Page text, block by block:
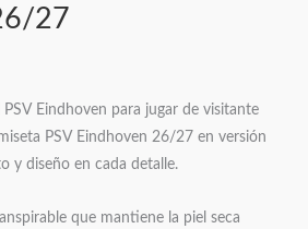
27
Eindhoven para jugar de visitante
PSV Eindhoven 26/27 en versión
y diseño en cada detalle.
que mantiene la piel seca